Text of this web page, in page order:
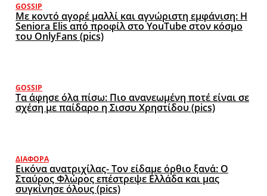
GOSSIP
Με κοντό αγορέ μαλλί και αγνώριστη εμφάνιση: Η
Seniora Elis από προφίλ στο YouTube στον κόσμο
του OnlyFans (pics)
GOSSIP
Τα άφησε όλα πίσω: Πιο ανανεωμένη ποτέ είναι σε
σχέση με παίδαρο η Σισσυ Χρηστίδου (pics)
ΔΙΆΦΟΡΑ
Εικόνα ανατριχίλας- Τον είδαμε όρθιο ξανά: Ο
Σταύρος Φλώρος επέστρεψε Ελλάδα και μας
συγκίνησε όλους (pics)